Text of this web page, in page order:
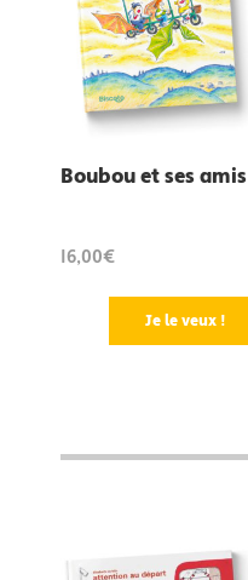
Boubou et ses amis
16,00€
Je le veux !